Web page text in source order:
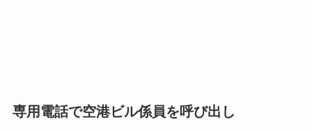
専用電話で空港ビル係員を呼び出し